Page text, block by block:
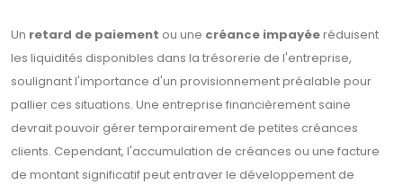
Un retard de paiement ou une créance impayéeréduisent
les liquidités disponibles dans la trésorerie de l'entreprise,
soulignant l'importance d'un provisionnement préalable pour
pallier ces situations. Une entreprise financièrement saine
devrait pouvoir gérer temporairement de petites créances
clients. Cependant, l'accumulation de créances ou une facture
de montant significatif peut entraver le développement de